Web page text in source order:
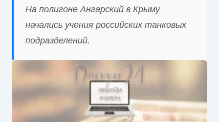
На полигоне Ангарский в Крыму
начались учения российских танковых
подразделений.